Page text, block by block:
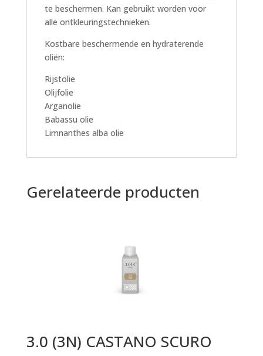
te beschermen. Kan gebruikt worden voor
alle ontkleuringstechnieken.
Kostbare beschermende en hydraterende
oliën:
Rijstolie
Olijfolie
Arganolie
Babassu olie
Limnanthes alba olie
Gerelateerde producten
3.0 (3N) CASTANO SCURO